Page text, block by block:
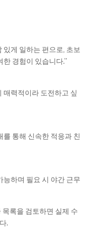
있게 일하는 편으로, 초보
경험이 있습니다.”
매력적이라 도전하고 싶
를 통해 신속한 적응과 친
하며 필요 시 야간 근무
록을 검토하면 실제 수
.